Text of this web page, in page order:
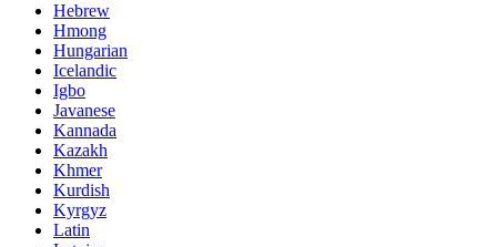
Hebrew
Hmong
Hungarian
Icelandic
Igbo
Javanese
Kannada
Kazakh
Khmer
Kurdish
Kyrgyz
Latin